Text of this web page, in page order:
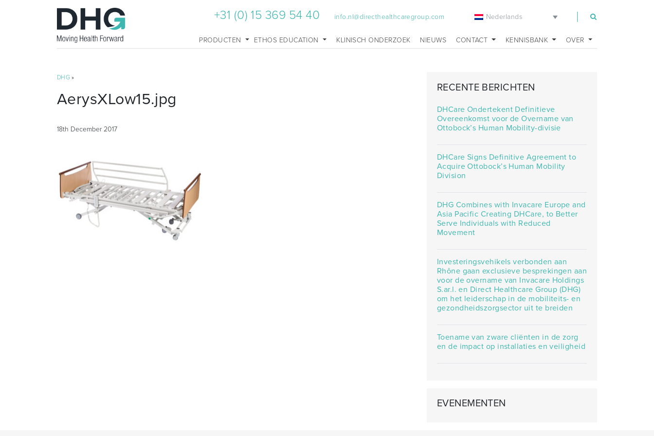
+31 (0) 15 369 54 40 info.nl@directhealthcaregroup.com Nederlands
PRODUCTEN ETHOS EDUCATION KLINISCH ONDERZOEK NIEUWS CONTACT KENNISBANK OVER
DHG »
AerysXLow15.jpg
18th December 2017
RECENTE BERICHTEN
DHCare Ondertekent Definitieve
Overeenkomst voor de Overname van
Ottobock’s Human Mobility-divisie
DHCare Signs Definitive Agreement to
Acquire Ottobock’s Human Mobility
Division
DHG Combines with Invacare Europe and
Asia Pacific Creating DHCare, to Better
Serve Individuals with Reduced
Movement
Investeringsvehikels verbonden aan
Rhône gaan exclusieve besprekingen aan
voor de overname van Invacare Holdings
S.ar.l. en Direct Healthcare Group (DHG)
om het leiderschap in de mobiliteits- en
gezondheidszorgsector uit te breiden
Toename van zware cliënten in de zorg
en de impact op installaties en veiligheid
EVENEMENTEN